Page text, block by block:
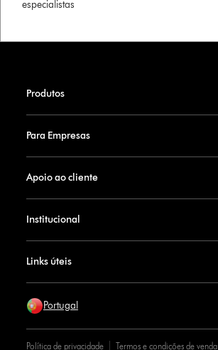
especialistas
Produtos
Para Empresas
Apoio ao cliente
Institucional
Links úteis
Portugal
Política de privacidade Termos e condições de venda